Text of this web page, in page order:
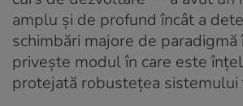
amplu și de profund încât a
schimbări majore de paradigmă
privește modul în care este
protejată robustețea sistemului